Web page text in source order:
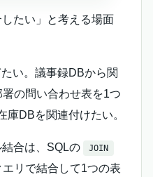
たい」と考える場面
い。議事録DBから関
の問い合わせ表を1つ
庫DBを関連付けたい。
合は、SQLの JOIN
リで結合して1つの表